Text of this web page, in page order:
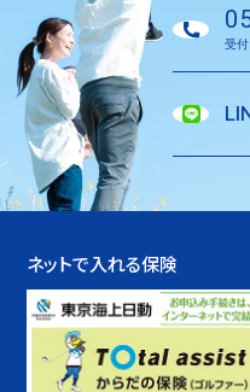
受
ネットで入れる保険